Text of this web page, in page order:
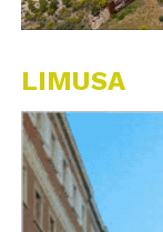
LIMUSA